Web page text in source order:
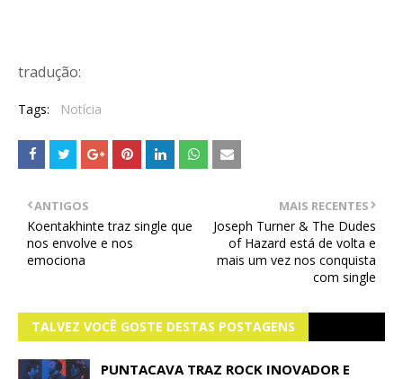
tradução:
Tags: Notícia
MAIS RECENTES
Joseph Turner & The Dudes
of Hazard está de volta e
mais um vez nos conquista
com single
ANTIGOS
Koentakhinte traz single que
nos envolve e nos
emociona
TALVEZ VOCÊ GOSTE DESTAS POSTAGENS
PUNTACAVA TRAZ ROCK INOVADOR E